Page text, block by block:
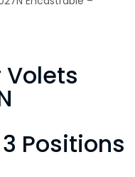
Positions